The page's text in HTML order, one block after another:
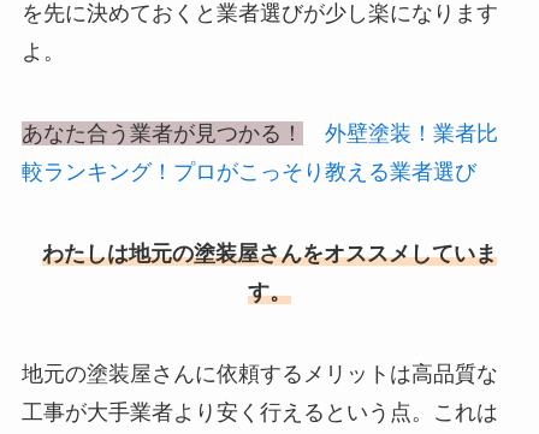
を先に決めておくと業者選びが少し楽になります
よ。
あなた合う業者が見つかる！
外壁塗装！業者比
較ランキング！プロがこっそり教える業者選び
わたしは地元の塗装屋さんをオススメしていま
す。
地元の塗装屋さんに依頼するメリットは高品質な
工事が大手業者より安く行えるという点。これは